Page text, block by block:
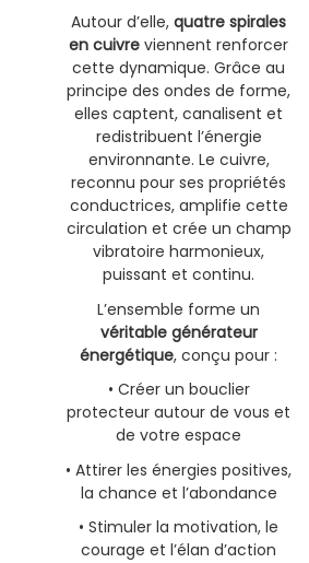
Autour d’elle, quatre spirales
en cuivre viennent renforcer
cette dynamique. Grâce au
principe des ondes de forme,
elles captent, canalisent et
redistribuent l’énergie
environnante. Le cuivre,
reconnu pour ses propriétés
conductrices, amplifie cette
circulation et crée un champ
vibratoire harmonieux,
puissant et continu.
L’ensemble forme un
véritable générateur
énergétique, conçu pour :
• Créer un bouclier
protecteur autour de vous et
de votre espace
• Attirer les énergies positives,
la chance et l’abondance
• Stimuler la motivation, le
courage et l’élan d’action